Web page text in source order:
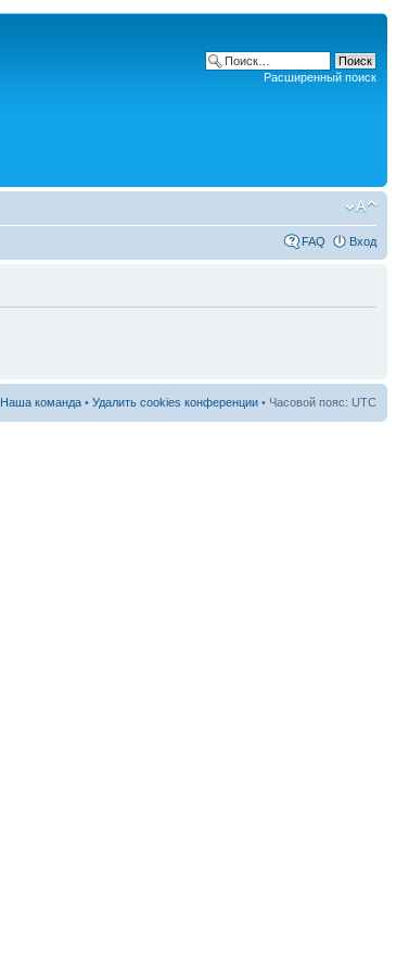
Расширенный поиск
FAQ Вход
Наша команда • Удалить cookies конференции • Часовой пояс: UTC